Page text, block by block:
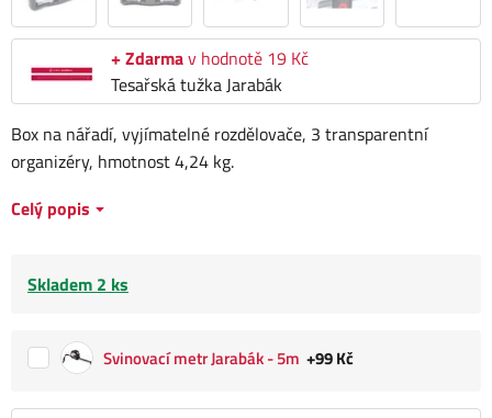
+ Zdarmav hodnotě 19 Kč
Tesařská tužka Jarabák
Box na nářadí, vyjímatelné rozdělovače, 3 transparentní
organizéry, hmotnost 4,24 kg.
Celý popis
Skladem 2 ks
Svinovací metr Jarabák - 5m +99 Kč